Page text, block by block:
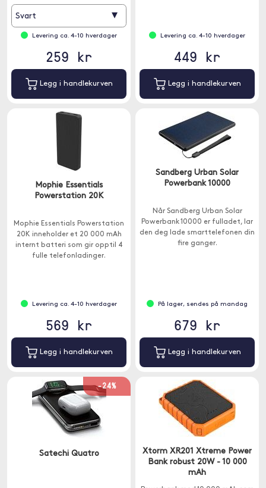
Svart ▾
Levering ca. 4-10 hverdager
259 kr
Legg i handlekurven
Levering ca. 4-10 hverdager
449 kr
Legg i handlekurven
Mophie Essentials
Powerstation 20K
Mophie Essentials Powerstation
20K inneholder et 20 000 mAh
internt batteri som gir opptil 4
fulle telefonladinger.
Levering ca. 4-10 hverdager
569 kr
Legg i handlekurven
Sandberg Urban Solar
Powerbank 10000
Når Sandberg Urban Solar
Powerbank 10000 er fulladet, lar
den deg lade smarttelefonen din
fire ganger.
På lager, sendes på mandag
679 kr
Legg i handlekurven
-24%
Satechi Quatro
Xtorm XR201 Xtreme Power
Bank robust 20W - 10 000
mAh